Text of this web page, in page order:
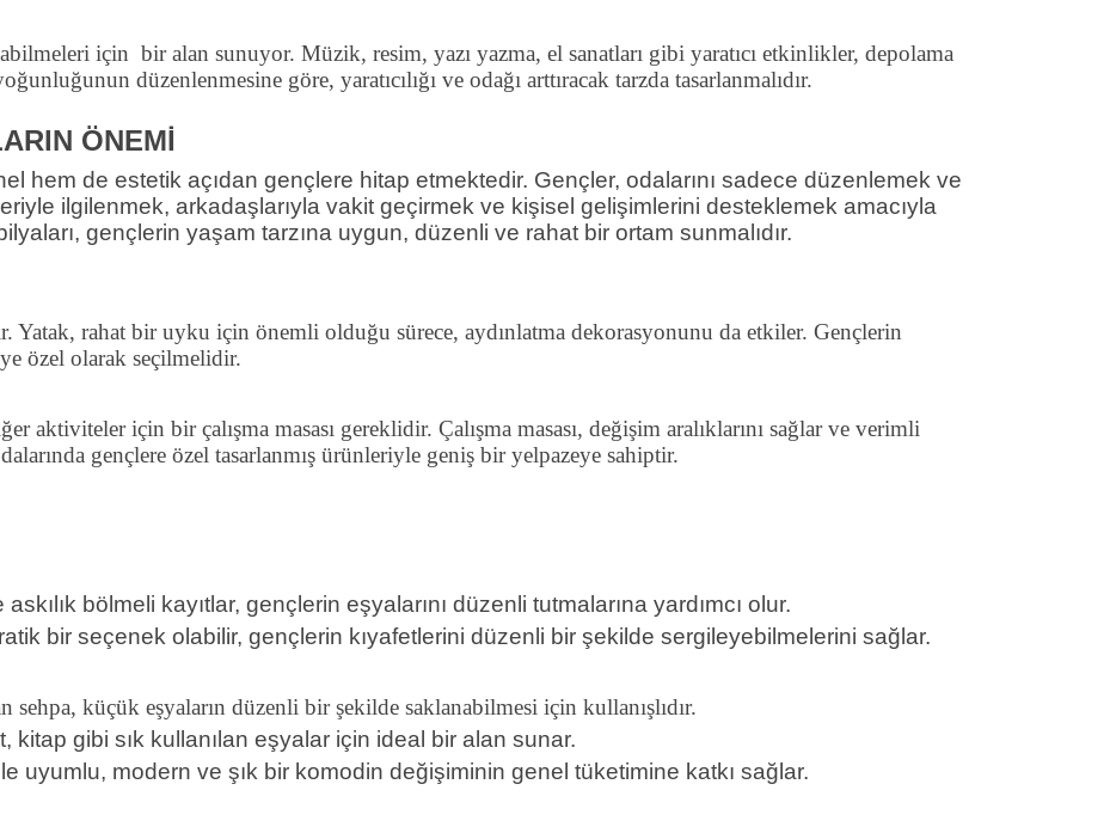
için bir alan sunuyor. Müzik, resim, yazı yazma, el sanatları gibi yaratıcı etkinlikler, depolama
düzenlenmesine göre, yaratıcılığı ve odağı arttıracak tarzda tasarlanmalıdır.
ÖNEMİ
hem de estetik açıdan gençlere hitap etmektedir. Gençler, odalarını sadece düzenlemek ve
ilgilenmek, arkadaşlarıyla vakit geçirmek ve kişisel gelişimlerini desteklemek amacıyla
gençlerin yaşam tarzına uygun, düzenli ve rahat bir ortam sunmalıdır.
Yatak, rahat bir uyku için önemli olduğu sürece, aydınlatma dekorasyonunu da etkiler. Gençlerin
özel olarak seçilmelidir.
aktiviteler için bir çalışma masası gereklidir. Çalışma masası, değişim aralıklarını sağlar ve verimli
gençlere özel tasarlanmış ürünleriyle geniş bir yelpazeye sahiptir.
bölmeli kayıtlar, gençlerin eşyalarını düzenli tutmalarına yardımcı olur.
bir seçenek olabilir, gençlerin kıyafetlerini düzenli bir şekilde sergileyebilmelerini sağlar.
sehpa, küçük eşyaların düzenli bir şekilde saklanabilmesi için kullanışlıdır.
kitap gibi sık kullanılan eşyalar için ideal bir alan sunar.
uyumlu, modern ve şık bir komodin değişiminin genel tüketimine katkı sağlar.